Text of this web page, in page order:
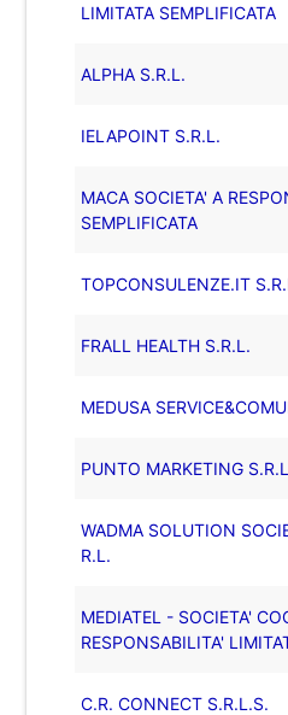
LIMITATA SEMPLIFICATA
ALPHA S.R.L.
IELAPOINT S.R.L.
MACA SOCIETA' A
SEMPLIFICATA
TOPCONSULENZE.IT
FRALL HEALTH S.R.L.
MEDUSA
PUNTO MARKETING
WADMA SOLUTION
R.L.
MEDIATEL - SOCIETA'
RESPONSABILITA'
C.R. CONNECT S.R.L.S.